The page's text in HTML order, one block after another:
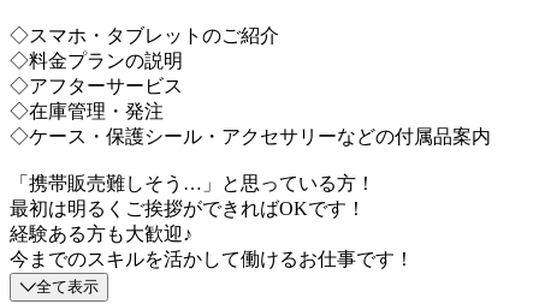
◇スマホ・タブレットのご紹介
◇料金プランの説明
◇アフターサービス
◇在庫管理・発注
◇ケース・保護シール・アクセサリーなどの付属品案内
「携帯販売難しそう…」と思っている方！
最初は明るくご挨拶ができればOKです！
経験ある方も大歓迎♪
今までのスキルを活かして働けるお仕事です！
全て表示